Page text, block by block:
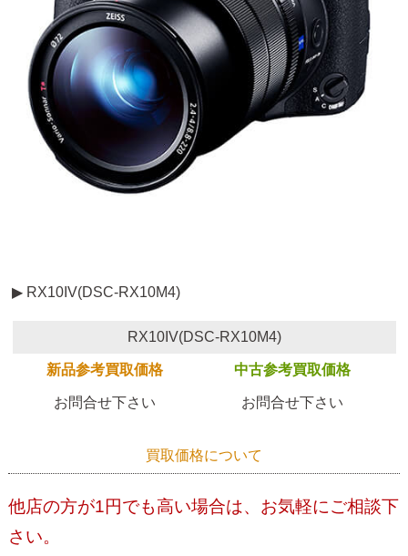
▶ RX10IV(DSC-RX10M4)
RX10IV(DSC-RX10M4)
新品参考買取価格 中古参考買取価格
お問合せ下さい お問合せ下さい
買取価格について
他店の方が1円でも高い場合は、お気軽にご相談下
さい。